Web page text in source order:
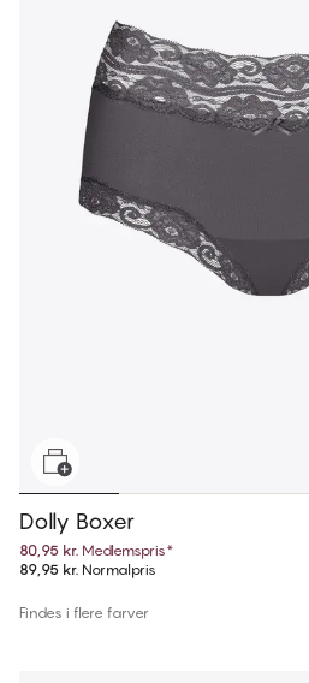
Dolly Boxer
80,95 kr. Medlemspris*
89,95 kr. Normalpris
Findes i flere farver